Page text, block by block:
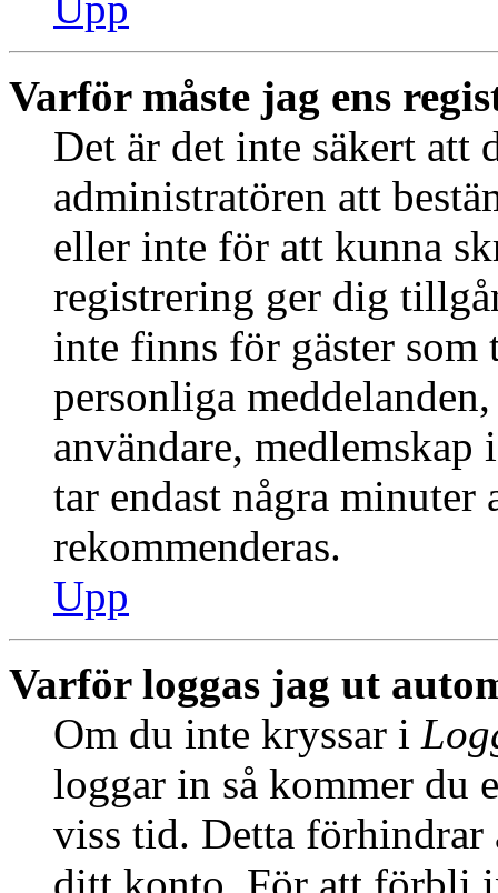
Varför måste jag ens
Det är det inte säkert att
administratören att
eller inte för att kunna
registrering ger dig
inte finns för gäster
personliga
användare, medlemskap
tar endast några minuter
rekommenderas.
Upp
Varför loggas jag ut
Om du inte kryssar i
loggar in så kommer du
viss tid. Detta förhindrar